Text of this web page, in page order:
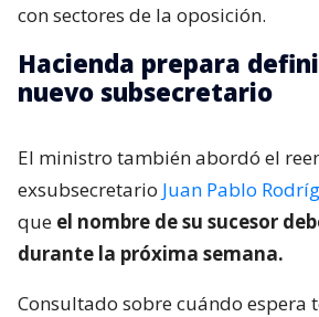
con sectores de la oposición.
Hacienda prepara
nuevo subsecretario
El ministro también abordó el
exsubsecretario Juan Pablo
que el nombre de su sucesor
durante la próxima semana.
Consultado sobre cuándo espera